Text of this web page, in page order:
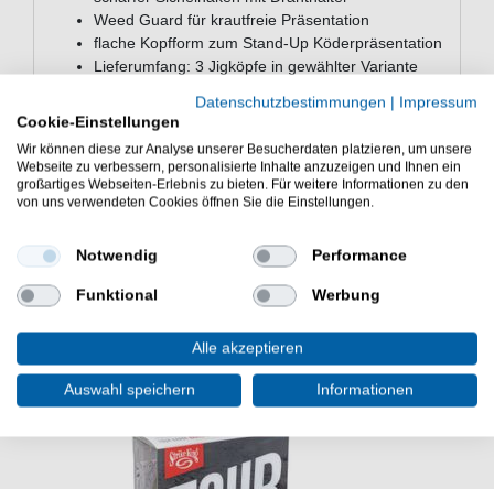
Weed Guard für krautfreie Präsentation
flache Kopfform zum Stand-Up Köderpräsentation
Lieferumfang: 3 Jigköpfe in gewählter Variante
Die Strike King Weedless Tour Grade Ned Jig Head 3
Jigköpfe sind eine gute Wahl beim Angeln mit Softbaits.
Angelausrüstung für die Angelei auf Barsche.
WEITERE INTERESSANTE ARTIKEL
Datenschutzbestimmungen | Impressum
Cookie-Einstellungen
Wir können diese zur Analyse unserer Besucherdaten platzieren, um unsere
Webseite zu verbessern, personalisierte Inhalte anzuzeigen und Ihnen ein
großartiges Webseiten-Erlebnis zu bieten. Für weitere Informationen zu den
von uns verwendeten Cookies öffnen Sie die Einstellungen.
Notwendig Performance
Funktional Werbung
Alle akzeptieren
Auswahl speichern Informationen